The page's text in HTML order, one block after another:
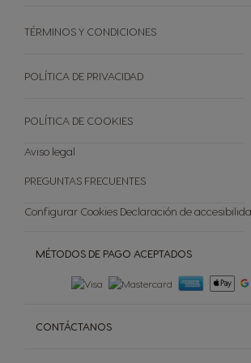
FORMATO PROMOCIONAL
Introduce tus códigos
El mundo del café
Reciclar Capsulas
Tienda Exclusiva
MÉTODOS DE PAGO ACEPTADOS
CONTÁCTANOS
TÉRMINOS Y CONDICIONES
POLÍTICA DE PRIVACIDAD
POLÍTICA DE COOKIES
Aviso legal
PREGUNTAS FRECUENTES
Configurar Cookies Declaración de